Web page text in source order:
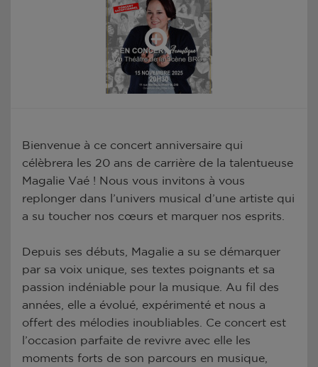
Bienvenue à ce concert anniversaire qui
célèbrera les 20 ans de carrière de la talentueuse
Magalie Vaé ! Nous vous invitons à vous
replonger dans l’univers musical d’une artiste qui
a su toucher nos cœurs et marquer nos esprits.
Depuis ses débuts, Magalie a su se démarquer
par sa voix unique, ses textes poignants et sa
passion indéniable pour la musique. Au fil des
années, elle a évolué, expérimenté et nous a
offert des mélodies inoubliables. Ce concert est
l’occasion parfaite de revivre avec elle les
moments forts de son parcours en musique,